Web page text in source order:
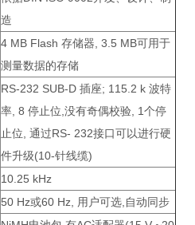
造
4 MB Flash 存储器, 3.5 MB可用于
测量数据的存储
RS-232 SUB-D 插座; 115.2 k 波特
率, 8 停止位,没有奇偶校验, 1个停
止位, 通过RS- 232接口可以进行硬
件升级(10-针线缆)
10.25 kHz
50 Hz或60 Hz, 用户可选,自动同步